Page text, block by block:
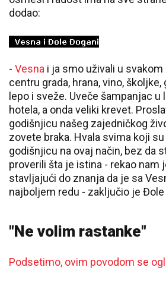
dodao:
- Vesna i ja smo uživali u
centru grada, hrana, vino,
lepo i sveže. Uveče šampanjac
hotela, a onda veliki krevet.
godišnjicu našeg zajedničkog
zovete braka. Hvala svima koji
godišnjicu na ovaj način, bez da
proverili šta je istina - rekao nam
stavljajući do znanja da je sa
najboljem redu - zaključio je Đole
"Ne volim rastanke"
Podsetimo, ovim povodom se